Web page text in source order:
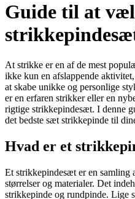
Guide til at
At strikke er en af ​​de mest
ikke kun en afslappende
at skabe unikke og personlige
er en erfaren strikker eller en
rigtige strikkepindesæt. I denne
det bedste sæt strikkepinde til
Hvad er et
Et strikkepindesæt er en samling
størrelser og materialer. Det
strikkepinde og rundpinde. Lige